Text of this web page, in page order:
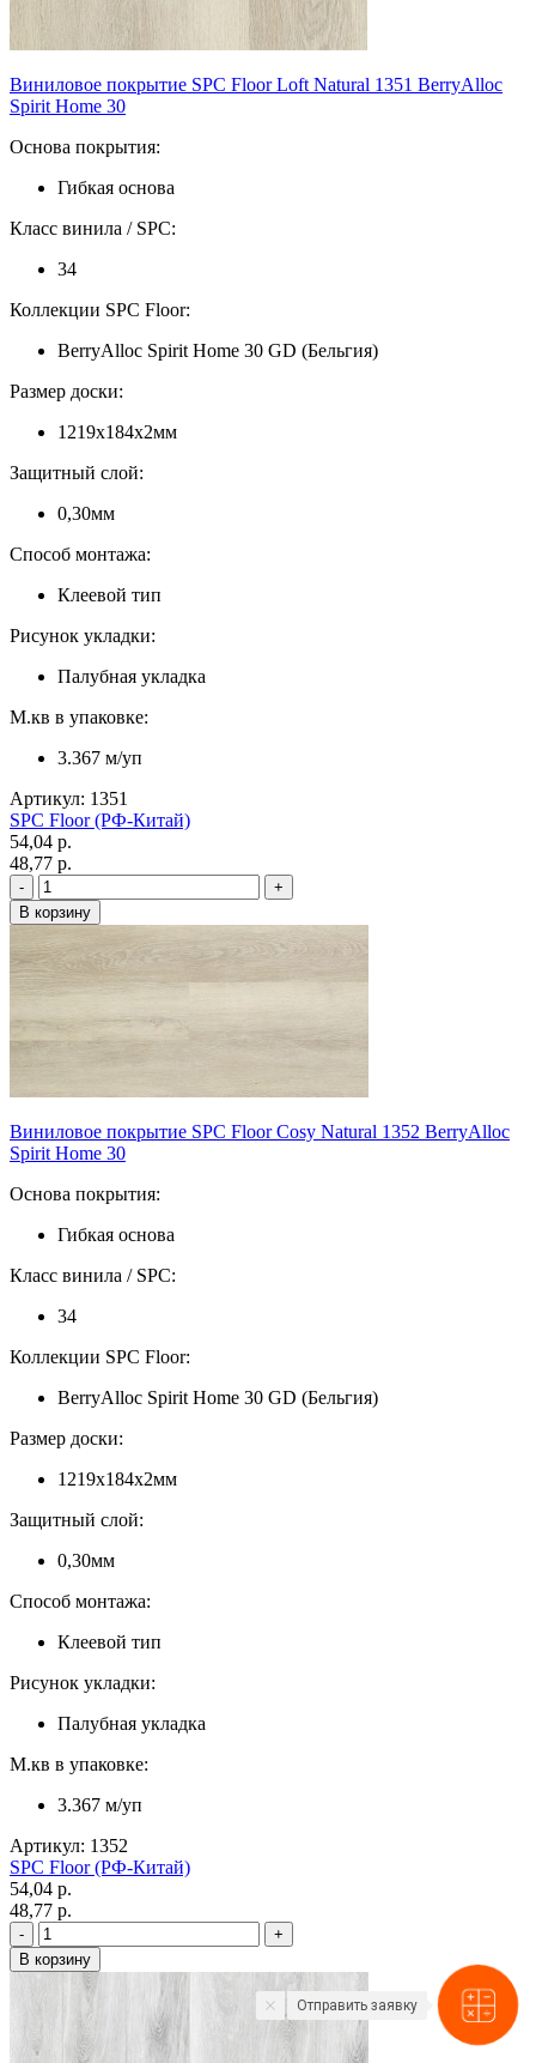
Виниловое покрытие SPC Floor Loft Natural 1351 BerryAlloc
Spirit Home 30
Основа покрытия:
Гибкая основа
Класс винила / SPC:
34
Коллекции SPC Floor:
BerryAlloc Spirit Home 30 GD (Бельгия)
Размер доски:
1219х184х2мм
Защитный слой:
0,30мм
Способ монтажа:
Клеевой тип
Рисунок укладки:
Палубная укладка
М.кв в упаковке:
3.367 м/уп
Артикул: 1351
SPC Floor (РФ-Китай)
54,04 p.
48,77 p.
Виниловое покрытие SPC Floor Cosy Natural 1352 BerryAlloc
Spirit Home 30
Основа покрытия:
Гибкая основа
Класс винила / SPC:
34
Коллекции SPC Floor:
BerryAlloc Spirit Home 30 GD (Бельгия)
Размер доски:
1219х184х2мм
Защитный слой:
0,30мм
Способ монтажа:
Клеевой тип
Рисунок укладки:
Палубная укладка
М.кв в упаковке:
3.367 м/уп
Артикул: 1352
SPC Floor (РФ-Китай)
54,04 p.
48,77 p.
Отправить заявку